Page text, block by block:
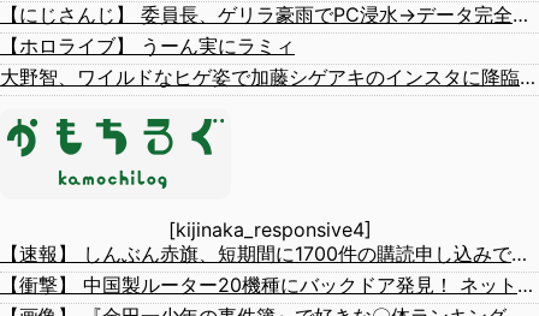
【にじさんじ】 委員長、ゲリラ豪雨でPC浸水→データ完全消失も「おもしろいかった????」
【ホロライブ】 うーん実にラミィ
大野智、ワイルドなヒゲ姿で加藤シゲアキのインスタに降臨！本人以外のSNSでは初？【画像】
[kijinaka_responsive4]
【速報】 しんぶん赤旗、短期間に1700件の購読申し込みで嬉し泣き→「うそでーす」虚偽申し込みと判明→ 共産党が刑事告訴「厳重な処罰を求める」
【衝撃】 中国製ルーター20機種にバックドア発見！ ネットに繋ぐだけで35秒ごとに中国のサーバーと通信